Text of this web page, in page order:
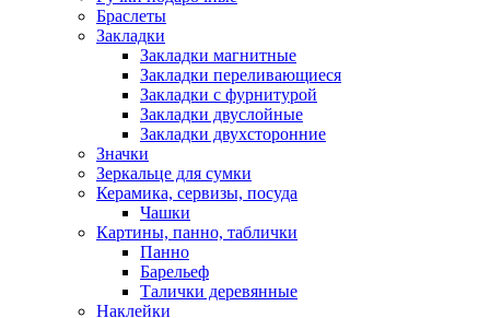
Браслеты
Закладки
Закладки магнитные
Закладки переливающиеся
Закладки с фурнитурой
Закладки двуслойные
Закладки двухсторонние
Значки
Зеркальце для сумки
Керамика, сервизы, посуда
Чашки
Картины, панно, таблички
Панно
Барельеф
Талички деревянные
Наклейки